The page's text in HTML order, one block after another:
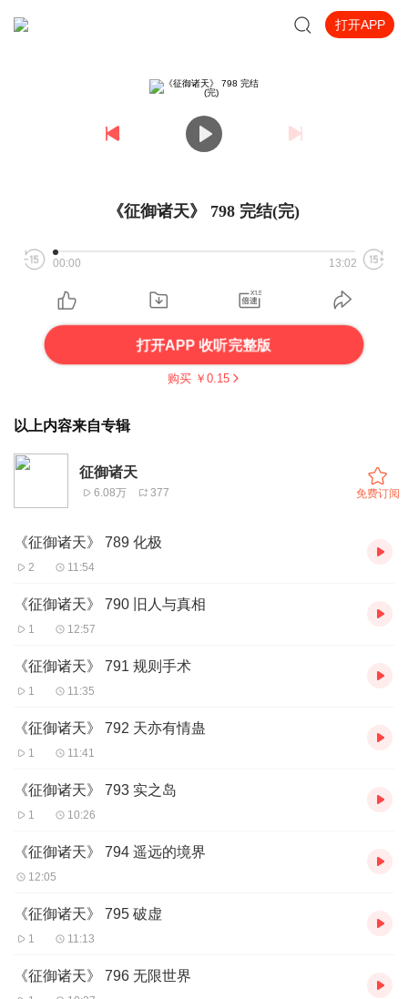
打开APP
《征御诸天》 798 完结(完)
00:00 13:02
打开APP 收听完整版
购买 ￥ 0.15
以上内容来自专辑
征御诸天
6.08万 377 免费订阅
《征御诸天》 789 化极
2 11:54
《征御诸天》 790 旧人与真相
1 12:57
《征御诸天》 791 规则手术
1 11:35
《征御诸天》 792 天亦有情蛊
1 11:41
《征御诸天》 793 实之岛
1 10:26
《征御诸天》 794 遥远的境界
12:05
《征御诸天》 795 破虚
1 11:13
《征御诸天》 796 无限世界